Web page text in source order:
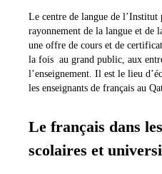
Le centre de langue de l’Institut
rayonnement de la langue et de
une offre de cours et de
la fois au grand public, aux
l’enseignement. Il est le lieu
les enseignants de français au
Le français dans
scolaires et